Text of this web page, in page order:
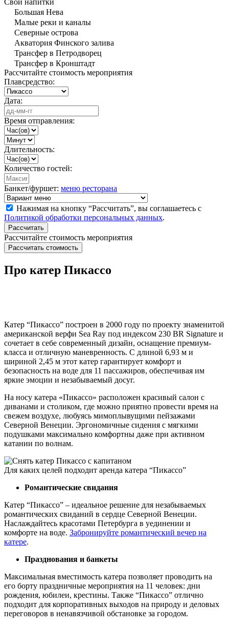
Свои напитки
Большая Нева
Малые реки и каналы
Северные острова
Акватория Финского залива
Трансфер в Петродворец
Трансфер в Кронштадт
Рассчитайте стоимость мероприятия
Плавсредство:
Дата:
Время отправления:
Длительность:
Количество гостей:
Банкет/фуршет: меню ресторана
Нажимая на кнопку “Рассчитать”, вы соглашаетесь с
Политикой обработки персональных данных.
Рассчитать
Рассчитайте стоимость мероприятия
Рассчитать стоимость
Про катер Пикассо
Катер “Пикассо” построен в 2000 году по проекту знаменитой
американской верфи Sea Ray под индексом 230 BR Signature и
сочетает в себе современный дизайн, оснащение премиум-
класса и отличную маневренность. С длиной 6,93 м и
шириной 2,45 м этот катер гарантирует комфорт и
безопасность на воде для 11 пассажиров, обеспечивая им
яркие эмоции и незабываемый досуг.
На носу катера «Пикассо» расположен красивый салон с
диванами и столиком, где можно приятно провести время на
свежем воздухе, любуясь мимоплывущими пейзажами
Северной Венеции. Эргономичные сидения с мягкими
подушками максимально комфортны даже при активном
катании по волнам.
Для каких целей подходит аренда катера “Пикассо”
Романтические свидания
Катер “Пикассо” – идеальное решение для незабываемых
романтических свиданий в сердце Северной Венеции.
Наслаждайтесь красотами Петербурга в уединении и
комфорте на воде. Забронируйте романтический вечер на
катере.
Празднования и банкеты
Максимальная вместимость катера позволяет проводить на
его борту праздничные мероприятия на 11 человек: дни
рождения, юбилеи, крестины. Также “Пикассо” отлично
подходит для корпоративных выходов на природу и деловых
переговоров в ненавязчивой обстановке за городом.